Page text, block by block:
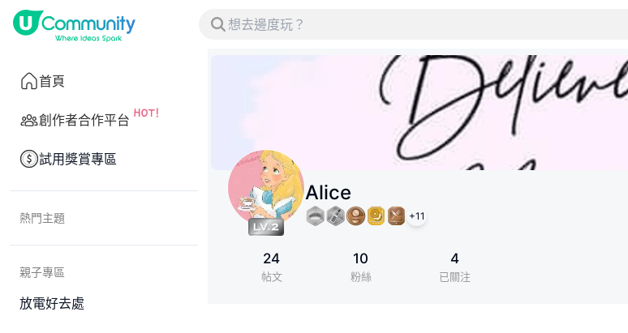
首頁
創作者合作平台
試用獎賞專區
熱門主題
親子專區
放電好去處
Alice
+11
24
帖文
10
粉絲
4
已關注